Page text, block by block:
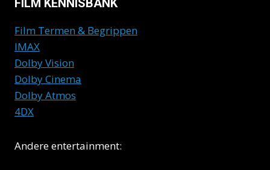
Film Termen & Begrippen
IMAX
Dolby Vision
Dolby Cinema
Dolby Atmos
4DX
Andere entertainment: